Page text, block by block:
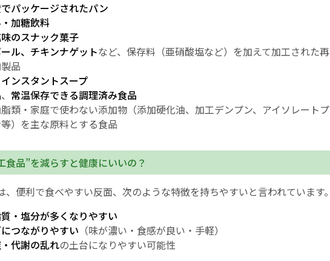
パッケージされたパン
加糖飲料
のスナック菓子
ル、チキンナゲットなど、保存料（亜硝酸塩など）を加えて加工された再
品
インスタントスープ
、 常温保存できる調理済み食品
類・家庭で使わない添加物（添加硬化油、加工デンプン、アイソレートプ
）を主な原料とする食品
食品”を減らすと健康にいいの？
、便利で食べやすい反面、次のような特徴を持ちやすいと言われています。
・塩分が多くなりやすい
つながりやすい （味が濃い・食感が良い・手軽）
代謝の乱れの土台になりやすい可能性